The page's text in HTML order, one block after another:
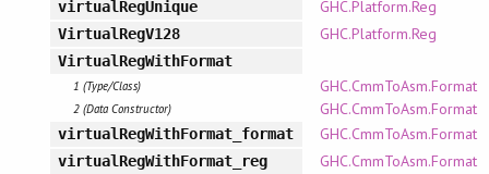
virtualRegUnique GHC.Platform.Reg
VirtualRegV128 GHC.Platform.Reg
VirtualRegWithFormat
1 (Type/Class) GHC.CmmToAsm.Format
2 (Data Constructor) GHC.CmmToAsm.Format
virtualRegWithFormat_format GHC.CmmToAsm.Format
virtualRegWithFormat_reg GHC.CmmToAsm.Format